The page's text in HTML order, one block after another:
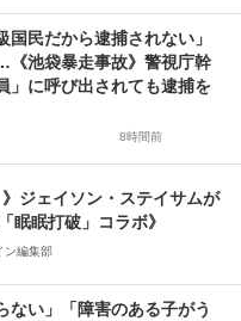
国民だから逮捕されない」
《池袋暴走事故》警視庁幹
」に呼び出されても逮捕を
8時間前
》ジェイソン・ステイサムが
眠眠打破」コラボ》
ン編集部
ない」「障害のある子がう